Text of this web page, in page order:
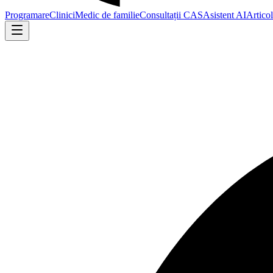
ProgramareCliniciMedic de familieConsultații CASAsistent AI